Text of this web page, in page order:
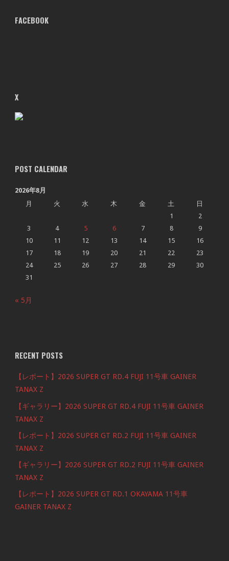
FACEBOOK
X
POST CALENDAR
2026年8月
月
火 水 木 金 土
日
1
2
3
4 5 6 7 8
9
10
11 12 13 14 15
16
17
18 19 20 21 22
23
24
25 26 27 28 29
30
31
« 5月
RECENT POSTS
【レポート】2026 SUPER GT RD.4 FUJI 11号車 GAINER
TANAX Z
【ギャラリー】2026 SUPER GT RD.4 FUJI 11号車 GAINER
TANAX Z
【レポート】2026 SUPER GT RD.2 FUJI 11号車 GAINER
TANAX Z
【ギャラリー】2026 SUPER GT RD.2 FUJI 11号車 GAINER
TANAX Z
【レポート】2026 SUPER GT RD.1 OKAYAMA 11号車
GAINER TANAX Z